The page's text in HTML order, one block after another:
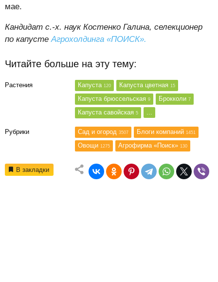
мае.
Кандидат с.-х. наук Костенко Галина, селекционер
по капустеАгрохолдинга «ПОИСК».
Читайте больше на эту тему:
Растения Капуста 120 Капуста цветная 15
Капуста брюссельская 9 Брокколи 7
Капуста савойская 5 ...
Рубрики Сад и огород 3507 Блоги компаний 1451
Овощи 1275 Агрофирма «Поиск» 130
В закладки